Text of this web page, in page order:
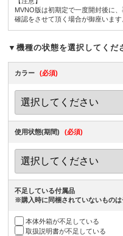
MVNO版は初期定で一度開封後に
確認をさせて頂く場合が御座います
▼機種の状態を選択してくだ
カラー (必須)
使用状態(期間) (必須)
不足している付属品
※購入時に同梱されていないものは
本体外箱が不足している
取扱説明書が不足している